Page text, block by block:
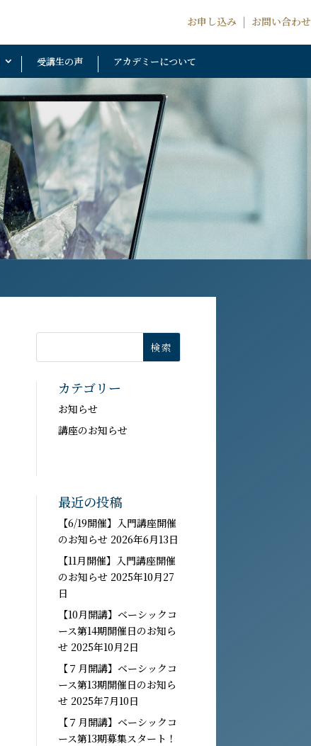
お申し込み | お問い合わせ
受講生の声 アカデミーについて
カテゴリー
お知らせ
講座のお知らせ
最近の投稿
【6/19開催】入門講座開催
のお知らせ 2026年6月13日
【11月開催】入門講座開催
のお知らせ 2025年10月27
日
【10月開講】ベーシックコ
ース第14期開催日のお知ら
せ 2025年10月2日
【７月開講】ベーシックコ
ース第13期開催日のお知ら
せ 2025年7月10日
【７月開講】ベーシックコ
ース第13期募集スタート！